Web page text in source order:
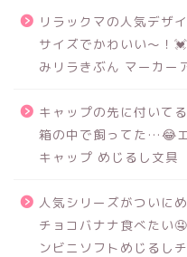
リラックマの人気デザ
サイズでかわいい～！
みリラきぶん マーカー
キャップの先に付いて
箱の中で飼ってた…😂
キャップ めじるし文具
人気シリーズがついに
チョコバナナ食べたい
ンビニソフトめじるし